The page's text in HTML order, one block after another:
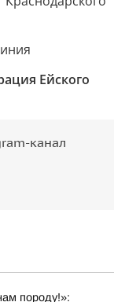
Ейского
канал
породу!»: